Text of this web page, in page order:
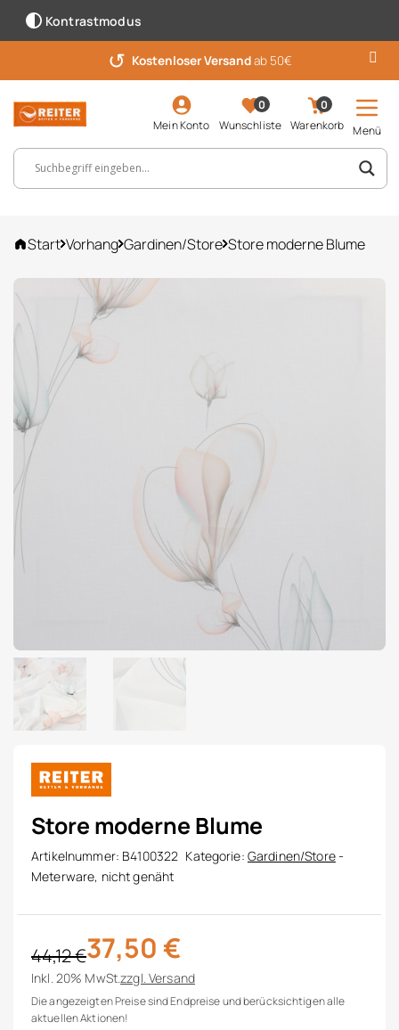
Kontrastmodus
↺ Kostenloser Versandab 50€
Mein Konto
0
Wunschliste
0
Warenkorb
Menü
Suchbegriff, Artikelnummer ...
Start Vorhang Gardinen/Store Store moderne Blume
Store moderne Blume
Artikelnummer: B4100322 Kategorie: Gardinen/Store-
Meterware, nicht genäht
44,12€
Ursprünglicher Preis war: 44,12 €
37,50 €
Aktueller Preis ist: 37,50 €.
Inkl. 20% MwSt.zzgl.Versand
Die angezeigten Preise sind Endpreise und berücksichtigen alle
aktuellen Aktionen!